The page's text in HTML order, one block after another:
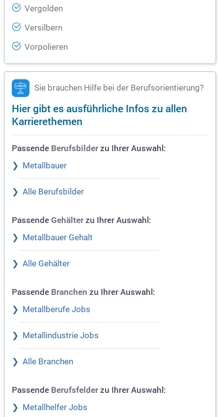
Vergolden
Versilbern
Vorpolieren
Sie brauchen Hilfe bei der Berufsorientierung?
Hier gibt es ausführliche Infos zu allen
Karrierethemen
Passende Berufsbilder zu Ihrer Auswahl:
Metallbauer
Alle Berufsbilder
Passende Gehälter zu Ihrer Auswahl:
Metallbauer Gehalt
Alle Gehälter
Passende Branchen zu Ihrer Auswahl:
Metallberufe Jobs
Metallindustrie Jobs
Alle Branchen
Passende Berufsfelder zu Ihrer Auswahl:
Metallhelfer Jobs